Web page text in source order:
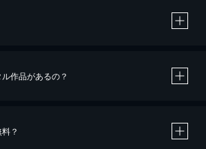
作品があるの？
？